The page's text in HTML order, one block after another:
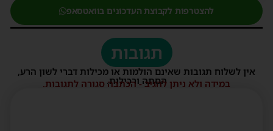
להצטרפות לקבוצת העדכונים בוואטסאפ
תגובות
אין לשלוח תגובות שאינם הולמות או מכילות דברי לשון הרע,
הסתה ורכילות.
במידה ולא ניתן להגיב - הכתבה סגורה לתגובות.